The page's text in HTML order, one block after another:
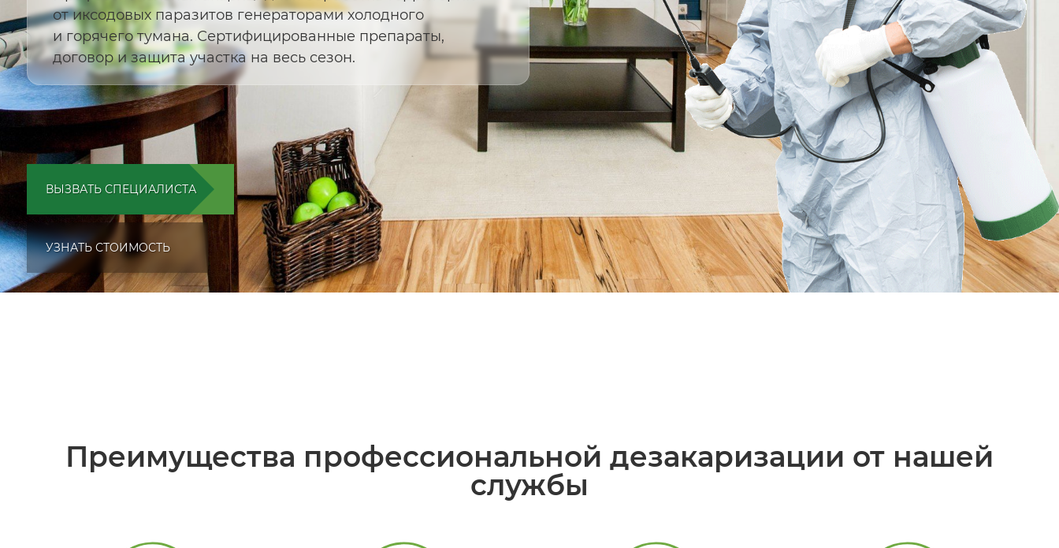
от иксодовых паразитов генераторами холодного
и горячего тумана. Сертифицированные препараты,
договор и защита участка на весь сезон.
ВЫЗВАТЬ СПЕЦИАЛИСТА
УЗНАТЬ СТОИМОСТЬ
Преимущества профессиональной дезакаризации от нашей
службы